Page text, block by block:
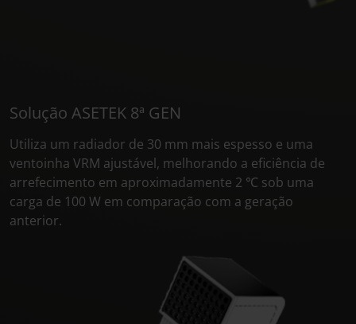
Solução ASETEK 8ª GEN
Utiliza um radiador de 30 mm mais espesso e uma
ventoinha VRM ajustável, melhorando a eficiência de
arrefecimento em aproximadamente 2 ℃ sob uma
carga de 100 W em comparação com a geração
anterior.